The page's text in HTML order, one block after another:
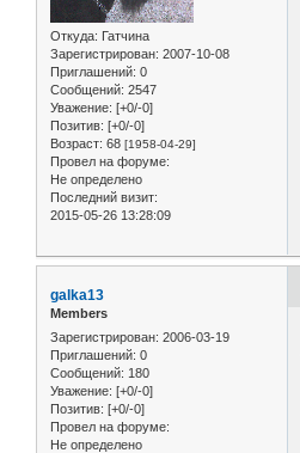
Откуда: Гатчина
Зарегистрирован: 2007-10-08
Приглашений: 0
Сообщений: 2547
Уважение: [+0/-0]
Позитив: [+0/-0]
Возраст: 68 [1958-04-29]
Провел на форуме:
Не определено
Последний визит:
2015-05-26 13:28:09
galka13
Members
Зарегистрирован: 2006-03-19
Приглашений: 0
Сообщений: 180
Уважение: [+0/-0]
Позитив: [+0/-0]
Провел на форуме:
Не определено